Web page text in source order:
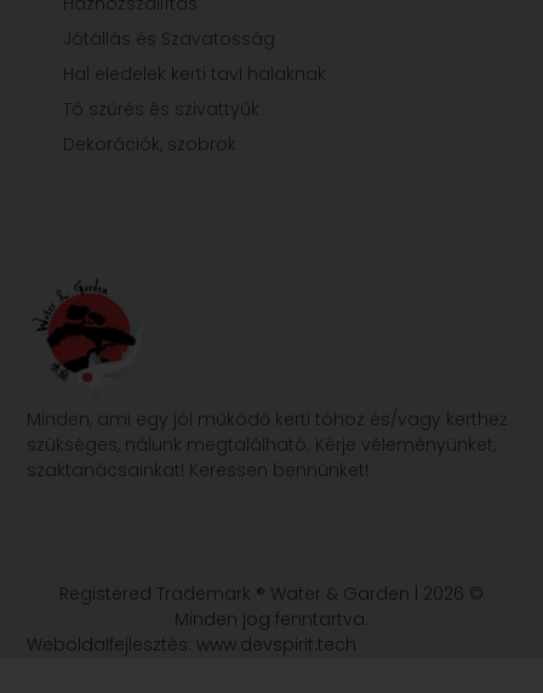
Minden, ami egy jól működő kerti tóhoz és/vagy kerthez
szükséges, nálunk megtalálható. Kérje véleményünket,
szaktanácsainkat! Keressen bennünket!
Jótállás és Szavatosság
Hal eledelek kerti tavi halaknak
Tó szűrés és szivattyúk
Dekorációk, szobrok
Registered Trademark ® Water & Garden | 2026 ©
Minden jog fenntartva.
Weboldalfejlesztés: www.devspirit.tech